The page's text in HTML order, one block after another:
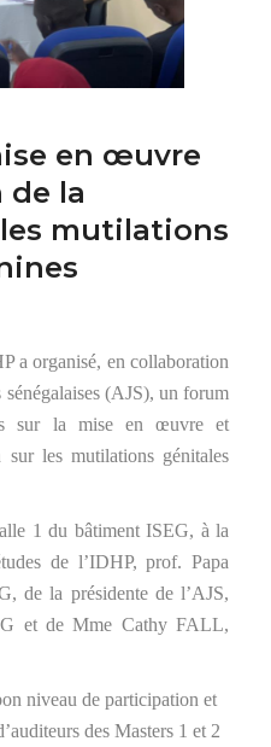
en œuvre
de la
mutilations
a organisé, en collaboration
(AJS), un forum
sur la mise en œuvre et
les mutilations génitales
1 du bâtiment ISEG, à la
de l’IDHP, prof. Papa
de la présidente de l’AJS,
et de Mme Cathy FALL,
niveau de participation et
des Masters 1 et 2